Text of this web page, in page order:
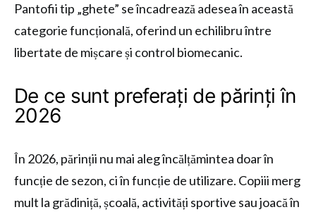
Pantofii tip „ghete” se încadrează adesea în această
categorie funcțională, oferind un echilibru între
libertate de mișcare și control biomecanic.
De ce sunt preferați de părinți în
2026
În 2026, părinții nu mai aleg încălțămintea doar în
funcție de sezon, ci în funcție de utilizare. Copiii merg
mult la grădiniță, școală, activități sportive sau joacă în